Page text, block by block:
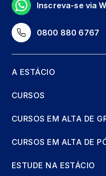
0800 880 6767
Inscreva-se via
A ESTÁCIO
CURSOS
CURSOS EM ALTA DE
CURSOS EM ALTA DE
ESTUDE NA ESTÁCIO